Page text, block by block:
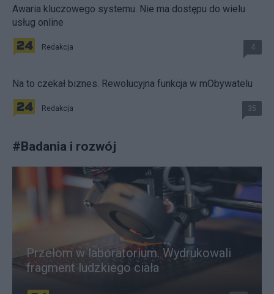
Awaria kluczowego systemu. Nie ma dostępu do wielu
usług online
Redakcja 4
Na to czekał biznes. Rewolucyjna funkcja w mObywatelu
Redakcja 35
#Badania i rozwój
Przełom w laboratorium. Wydrukowali
fragment ludzkiego ciała